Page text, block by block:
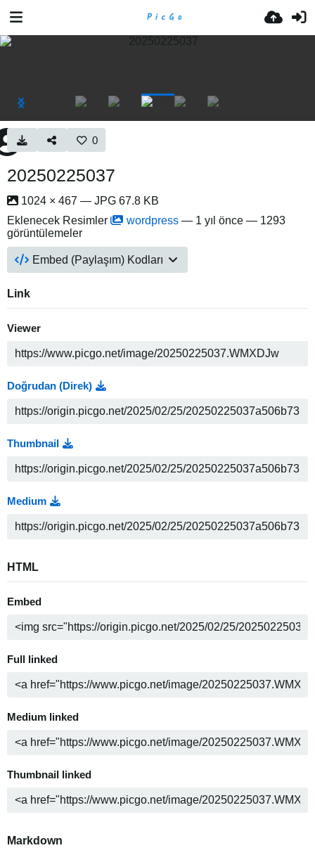
0
20250225037
1024 × 467 — JPG 67.8 KB
Eklenecek Resimler
wordpress — 1 yıl önce — 1293
görüntülemeler
Embed (Paylaşım) Kodları
Link
Viewer
Doğrudan (Direk)
Thumbnail
Medium
HTML
Embed
Full linked
Medium linked
Thumbnail linked
Markdown